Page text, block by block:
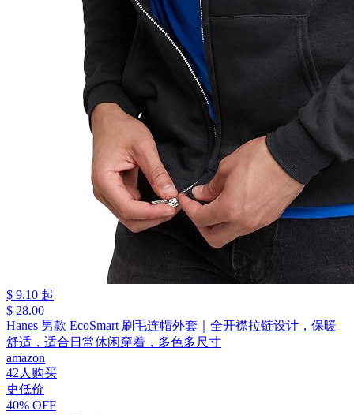
$ 9.10 起
$ 28.00
Hanes 男款 EcoSmart 刷毛连帽外套｜全开襟拉链设计，保暖
舒适，适合日常休闲穿着，多色多尺寸
amazon
42人购买
史低价
40% OFF